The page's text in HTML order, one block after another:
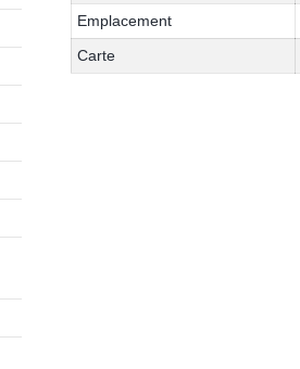
Emplacement
Carte